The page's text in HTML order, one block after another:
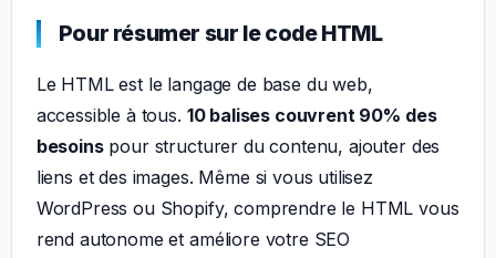
Pour résumer sur le code HTML
Le HTML est le langage de base du web,
accessible à tous. 10 balises couvrent 90% des
besoinspour structurer du contenu, ajouter des
liens et des images. Même si vous utilisez
WordPress ou Shopify, comprendre le HTML vous
rend autonome et améliore votre SEO